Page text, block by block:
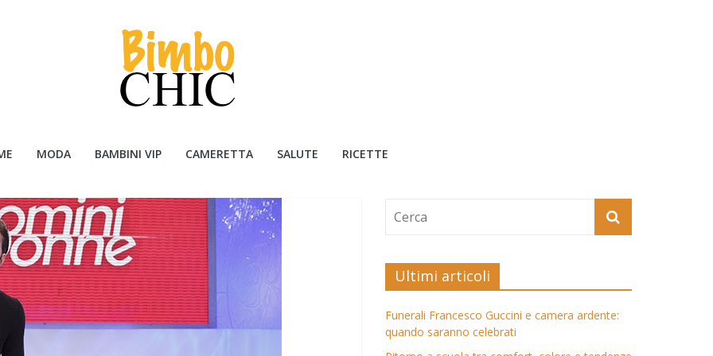
MODA BAMBINI VIP CAMERETTA SALUTE RICETTE
Ultimi articoli
Funerali Francesco Guccini e camera ardente:
quando saranno celebrati